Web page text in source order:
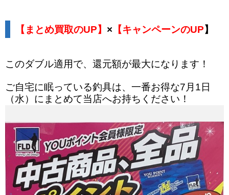
【まとめ買取のUP】 × 【キャンペーンのUP】
このダブル適用で、還元額が最大になります！
ご自宅に眠っている釣具は、一番お得な7月1日
（水）にまとめて当店へお持ちください！